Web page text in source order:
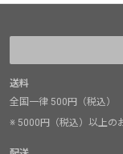
送料
全国一律 500円（税込）
※ 5000円（税込）以上の